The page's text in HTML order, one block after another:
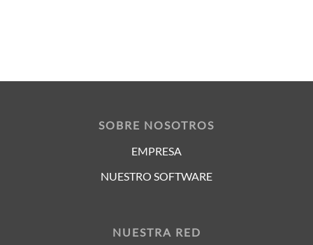
SOBRE NOSOTROS
EMPRESA
NUESTRO SOFTWARE
NUESTRA RED